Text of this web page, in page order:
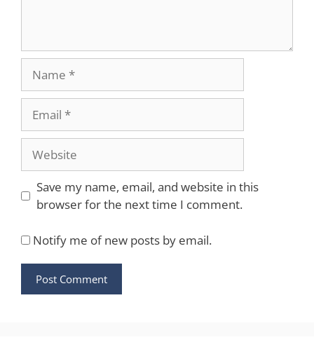
Website
Save my name, email, and website in this
browser for the next time I comment.
Notify me of new posts by email.